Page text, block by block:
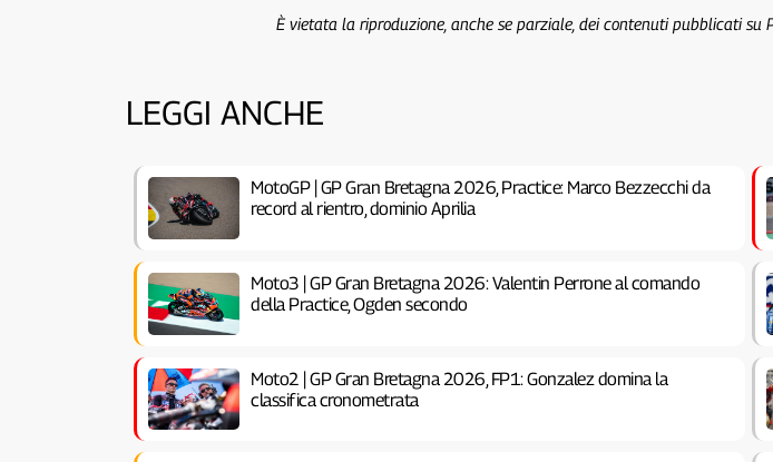
È vietata la riproduzione, anche se parziale, dei contenuti pubblicati
LEGGI ANCHE
MotoGP | GP Gran Bretagna 2026, Practice: Marco Bezzecchi da
record al rientro, dominio Aprilia
Moto3 | GP Gran Bretagna 2026: Valentin Perrone al comando
della Practice, Ogden secondo
Moto2 | GP Gran Bretagna 2026, FP1: Gonzalez domina la
classifica cronometrata